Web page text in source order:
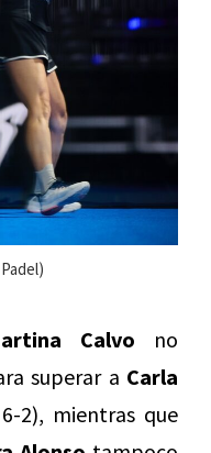
Calvo no
superar a Carla
2), mientras que